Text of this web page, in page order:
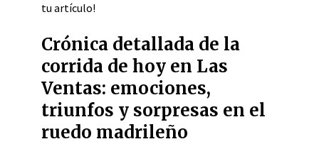
tu artículo!
Crónica detallada de la
corrida de hoy en Las
Ventas: emociones,
triunfos y sorpresas en el
ruedo madrileño